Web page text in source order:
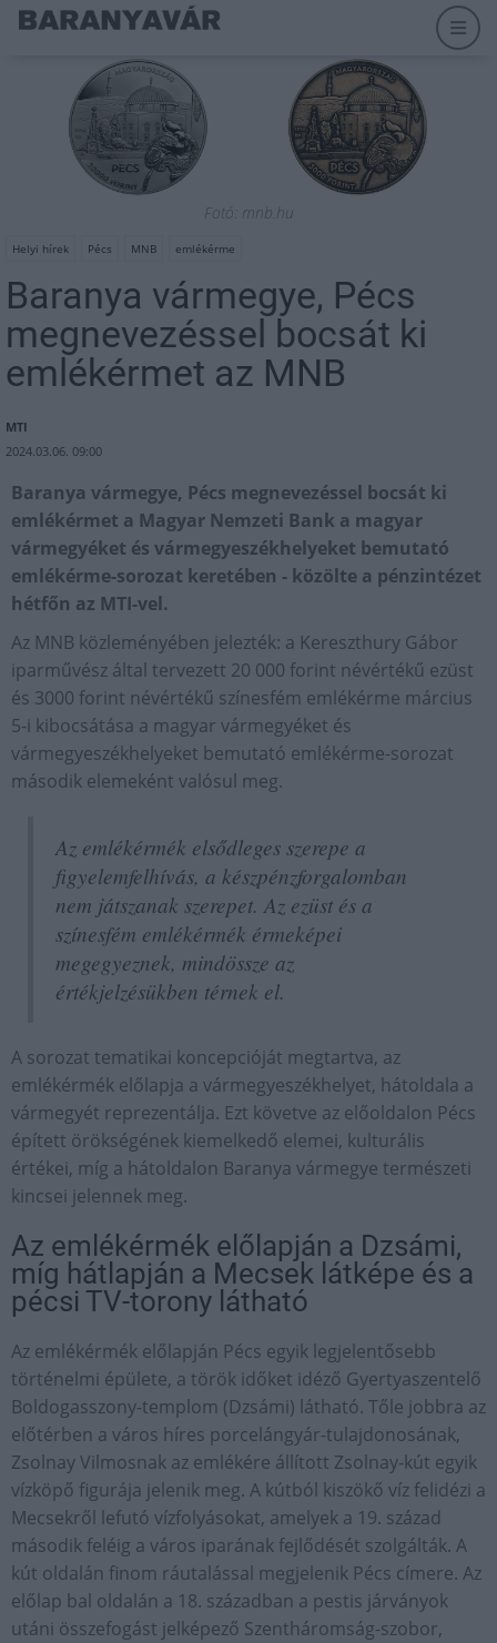
Fotó: mnb.hu
Helyi hírek Pécs MNB emlékérme
Baranya vármegye, Pécs
megnevezéssel bocsát ki
emlékérmet az MNB
MTI
2024.03.06. 09:00
Baranya vármegye, Pécs megnevezéssel bocsát ki
emlékérmet a Magyar Nemzeti Bank a magyar
vármegyéket és vármegyeszékhelyeket bemutató
emlékérme-sorozat keretében - közölte a pénzintézet
hétfőn az MTI-vel.
Az MNB közleményében jelezték: a Kereszthury Gábor
iparművész által tervezett 20 000 forint névértékű ezüst
és 3000 forint névértékű színesfém emlékérme március
5-i kibocsátása a magyar vármegyéket és
vármegyeszékhelyeket bemutató emlékérme-sorozat
második elemeként valósul meg.
Az emlékérmék elsődleges szerepe a
figyelemfelhívás, a készpénzforgalomban
nem játszanak szerepet. Az ezüst és a
színesfém emlékérmék érmeképei
megegyeznek, mindössze az
értékjelzésükben térnek el.
A sorozat tematikai koncepcióját megtartva, az
emlékérmék előlapja a vármegyeszékhelyet, hátoldala a
vármegyét reprezentálja. Ezt követve az előoldalon Pécs
épített örökségének kiemelkedő elemei, kulturális
értékei, míg a hátoldalon Baranya vármegye természeti
kincsei jelennek meg.
Az emlékérmék előlapján a Dzsámi,
míg hátlapján a Mecsek látképe és a
pécsi TV-torony látható
Az emlékérmék előlapján Pécs egyik legjelentősebb
történelmi épülete, a török időket idéző Gyertyaszentelő
Boldogasszony-templom (Dzsámi) látható. Tőle jobbra az
előtérben a város híres porcelángyár-tulajdonosának,
Zsolnay Vilmosnak az emlékére állított Zsolnay-kút egyik
vízköpő figurája jelenik meg. A kútból kiszökő víz felidézi a
Mecsekről lefutó vízfolyásokat, amelyek a 19. század
második feléig a város iparának fejlődését szolgálták. A
kút oldalán finom ráutalással megjelenik Pécs címere. Az
előlap bal oldalán a 18. században a pestis járványok
utáni összefogást jelképező Szentháromság-szobor,